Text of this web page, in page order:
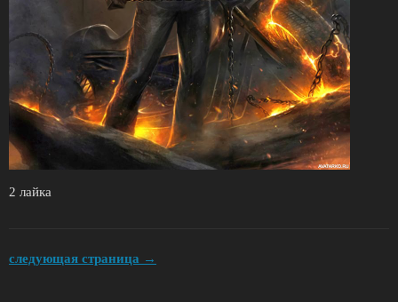
2 лайка
следующая страница →